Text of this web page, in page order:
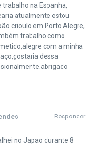
na Espanha,
atualmente estou
crioulo em Porto Alegre,
trabalho como
com a minha
dessa
Responder
no Japao durante 8